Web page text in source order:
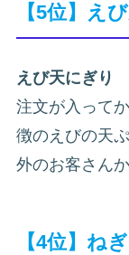
【5位】え
えび天にぎり
注文が入って
徴のえびの天
外のお客さん
【4位】ね